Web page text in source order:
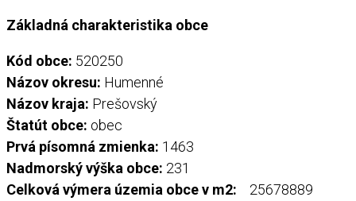
Základná charakteristika obce
Kód obce: 520250
Názov okresu: Humenné
Názov kraja: Prešovský
Štatút obce: obec
Prvá písomná zmienka: 1463
Nadmorský výška obce: 231
Celková výmera územia obce v m2: 25678889